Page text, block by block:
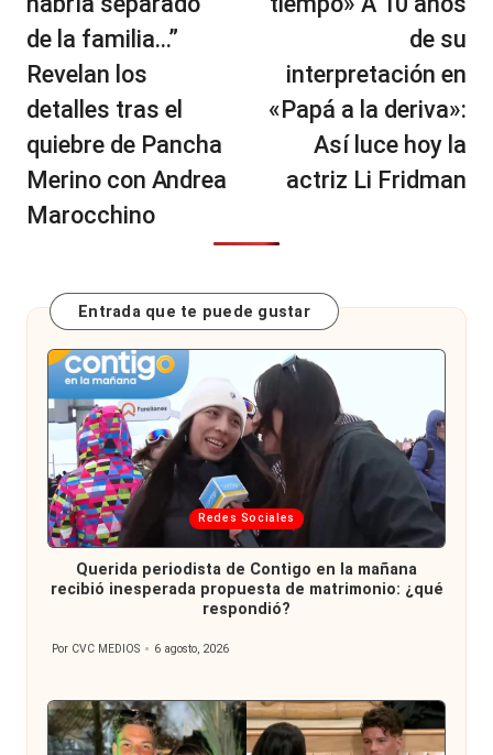
de la familia…”
Revelan los
detalles tras el
quiebre de Pancha
Merino con Andrea
Marocchino
de su
interpretación en
«Papá a la deriva»:
Así luce hoy la
actriz Li Fridman
Entrada que te puede gustar
Publicada
en
Redes Sociales
Querida periodista de Contigo en la mañana
recibió inesperada propuesta de matrimonio: ¿qué
respondió?
Publicado
Por CVC MEDIOS 6 agosto, 2026